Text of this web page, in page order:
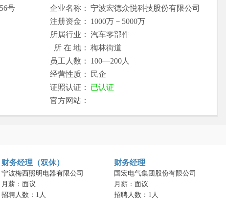
号
企业名称：
宁波宏德众悦科技股份有限公司
注册资金：
1000万－5000万
所属行业：
汽车零部件
所 在 地：
梅林街道
员工人数：
100—200人
经营性质：
民企
证照认证：
已认证
官方网站：
财务经理（双休）
宁波梅西照明电器有限公司
月薪：面议
招聘人数：1人
财务经理
国宏电气集团股份有限公司
月薪：面议
招聘人数：1人